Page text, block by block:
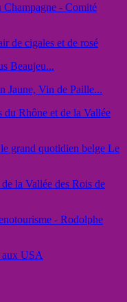
Champagne - Comité
de cigales et de rosé
Beaujeu...
Jaune, Vin de Paille...
du Rhône et de la Vallée
grand quotidien belge Le
la Vallée des Rois de
- Rodolphe
aux USA